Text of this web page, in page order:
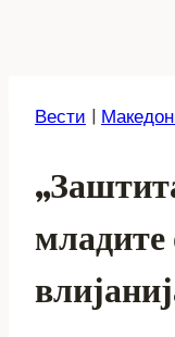
Вести |
младите